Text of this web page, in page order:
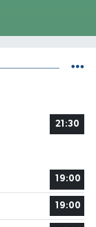
21:30
19:00
19:00